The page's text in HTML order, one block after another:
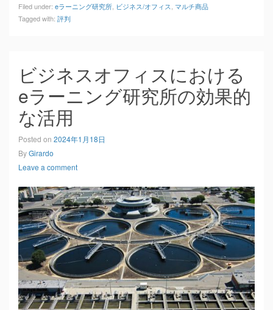
Filed under: eラーニング研究所 ビジネス/オフィス マルチ商品
Tagged with: 評判
ビジネスオフィスにおける
eラーニング研究所の効果的
な活用
Posted on 2024年1月18日
ByGirardo
Leave a comment